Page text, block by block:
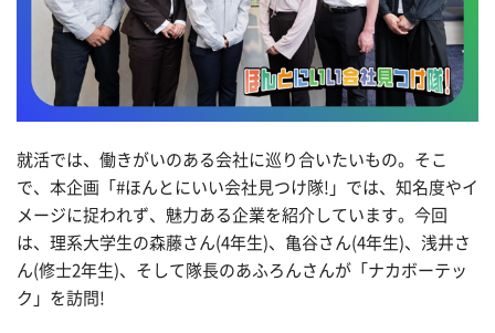
就活では、働きがいのある会社に巡り合いたいもの。そこ
で、本企画「#ほんとにいい会社見つけ隊!」では、知名度やイ
メージに捉われず、魅力ある企業を紹介しています。今回
は、理系大学生の森藤さん(4年生)、亀谷さん(4年生)、浅井さ
ん(修士2年生)、そして隊長のあふろんさんが「ナカボーテッ
ク」を訪問!